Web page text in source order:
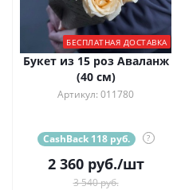
БЕСПЛАТНАЯ ДОСТАВКА
Букет из 15 роз Аваланж
(40 см)
Артикул: 011780
CashBack 118 руб. ?
2 360руб./шт
3 540 руб.